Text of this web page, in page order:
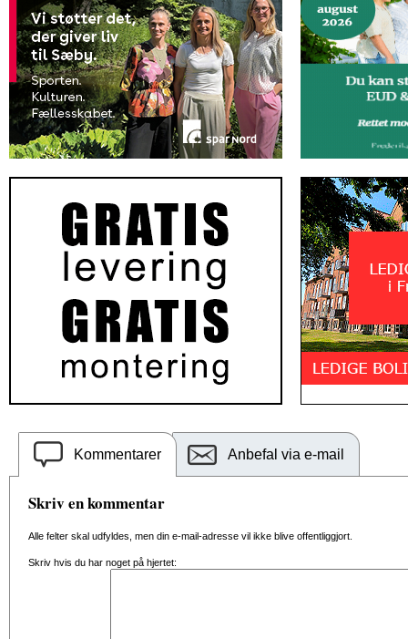
Kommentarer Anbefal via e-mail
Skriv en kommentar
Alle felter skal udfyldes, men din e-mail-adresse vil ikke blive offentliggjort.
Skriv hvis du har noget på hjertet: